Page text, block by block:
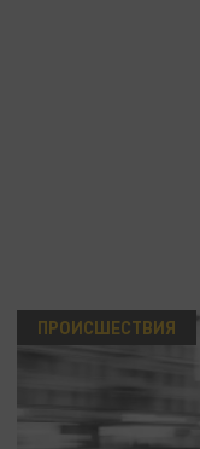
ПРОИСШЕСТВИЯ